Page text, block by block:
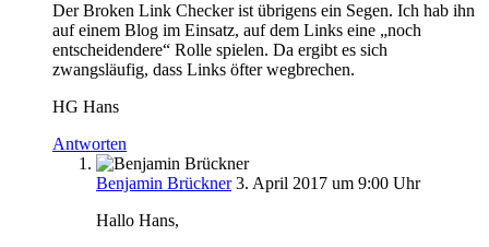
Der Broken Link Checker ist übrigens ein Segen. Ich hab ihn
auf einem Blog im Einsatz, auf dem Links eine „noch
entscheidendere“ Rolle spielen. Da ergibt es sich
zwangsläufig, dass Links öfter wegbrechen.
HG Hans
Antworten
Benjamin Brückner 3. April 2017 um 9:00 Uhr
Hallo Hans,